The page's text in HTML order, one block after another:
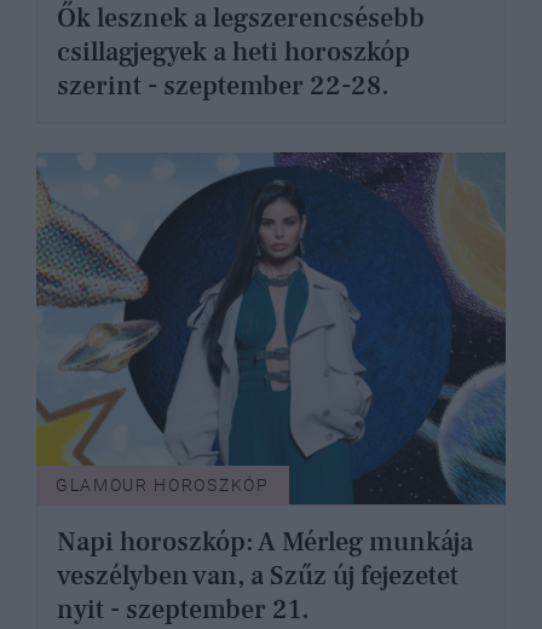
Ők lesznek a legszerencsésebb
csillagjegyek a heti horoszkóp
szerint - szeptember 22-28.
GLAMOUR HOROSZKÓP
Napi horoszkóp: A Mérleg munkája
veszélyben van, a Szűz új fejezetet
nyit - szeptember 21.